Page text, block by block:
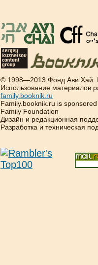
© 1998—2013 Фонд Ави Хай.
Использование материалов
family.booknik.ru
Family.booknik.ru is
Family Foundation
Дизайн и редакционная
Разработка и техническая